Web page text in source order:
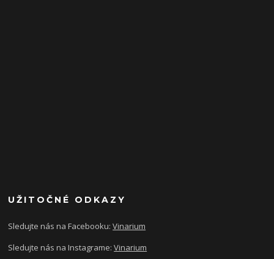
UŽITOČNÉ ODKAZY
Sledujte nás na Facebooku:Vinarium
Sledujte nás na Instagrame:Vinarium